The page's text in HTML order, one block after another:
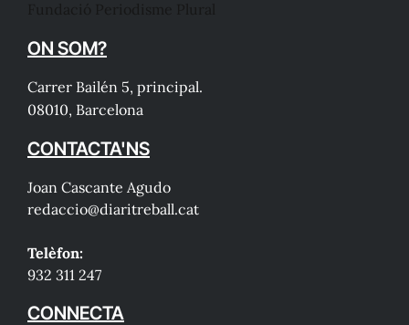
ON SOM?
Carrer Bailén 5, principal.
08010, Barcelona
CONTACTA'NS
Joan Cascante Agudo
redaccio@diaritreball.cat
Telèfon:
932 311 247
CONNECTA